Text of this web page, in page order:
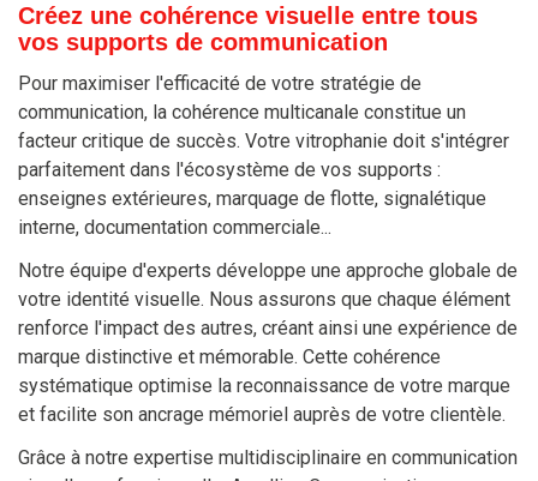
Créez une cohérence visuelle entre tous
vos supports de communication
Pour maximiser l'efficacité de votre stratégie de
communication, la cohérence multicanale constitue un
facteur critique de succès. Votre vitrophanie doit s'intégrer
parfaitement dans l'écosystème de vos supports :
enseignes extérieures, marquage de flotte, signalétique
interne, documentation commerciale...
Notre équipe d'experts développe une approche globale de
votre identité visuelle. Nous assurons que chaque élément
renforce l'impact des autres, créant ainsi une expérience de
marque distinctive et mémorable. Cette cohérence
systématique optimise la reconnaissance de votre marque
et facilite son ancrage mémoriel auprès de votre clientèle.
Grâce à notre expertise multidisciplinaire en communication